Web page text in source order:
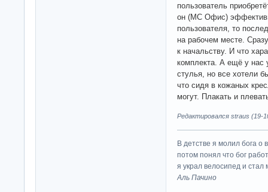
пользователь
он (МС Офис)
пользователя, то
на рабочем месте.
к начальству. И что
комплекта. А ещё у нас
стулья, но все хотели
что сидя в кожаных
могут. Плакать и
Редактировался straus (19-
В детстве я молил бога о
потом понял что бог
я украл велосипед и стал
Аль Пачино